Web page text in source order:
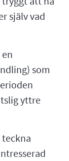
själv vad
som
yttre
teckna